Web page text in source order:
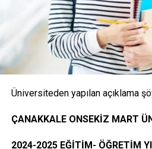
Onaylı Not belgesi
öğrencinin ayrılacağı
dersleri ve bu derslerden
belge.( E-Devlet,
Öğrencinin yerleştiği
Üniversiteden yapılan açıklama
ÇANAKKALE ONSEKİZ MART
2024-2025 EĞİTİM- ÖĞRETİM